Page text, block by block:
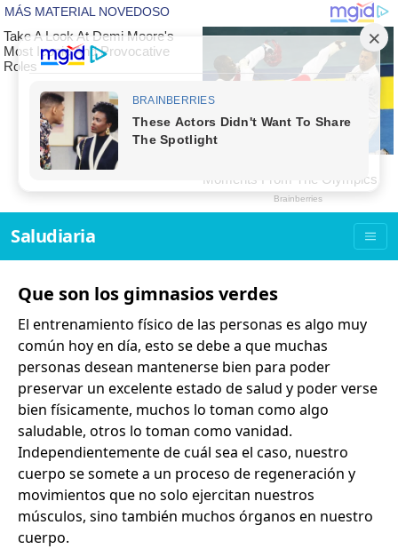
Saludiaria
Que son los gimnasios verdes
El entrenamiento físico de las personas es algo muy
común hoy en día, esto se debe a que muchas
personas desean mantenerse bien para poder
preservar un excelente estado de salud y poder verse
bien físicamente, muchos lo toman como algo
saludable, otros lo toman como vanidad.
Independientemente de cuál sea el caso, nuestro
cuerpo se somete a un proceso de regeneración y
movimientos que no solo ejercitan nuestros
músculos, sino también muchos órganos en nuestro
cuerpo.